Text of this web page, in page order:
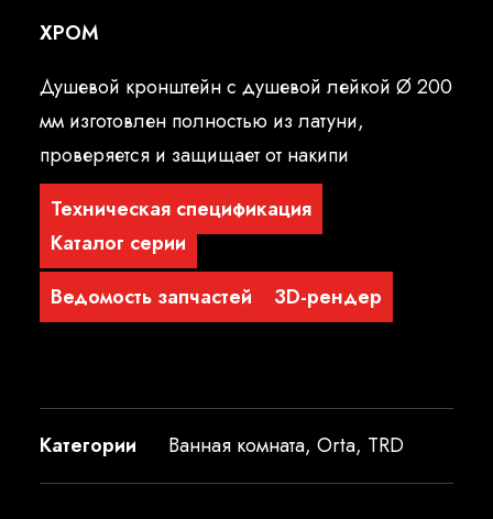
ХРОМ
Душевой кронштейн с душевой лейкой Ø 200
мм изготовлен полностью из латуни,
проверяется и защищает от накипи
Техническая спецификация
Каталог серии
Ведомость запчастей
3D-рендер
Категории Ванная комната, Orta, TRD